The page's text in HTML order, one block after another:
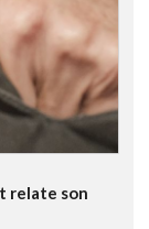
relate son